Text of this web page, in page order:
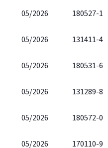
05/2026 180527-1
05/2026 131411-4
05/2026 180531-6
05/2026 131289-8
05/2026 180572-0
05/2026 170110-9